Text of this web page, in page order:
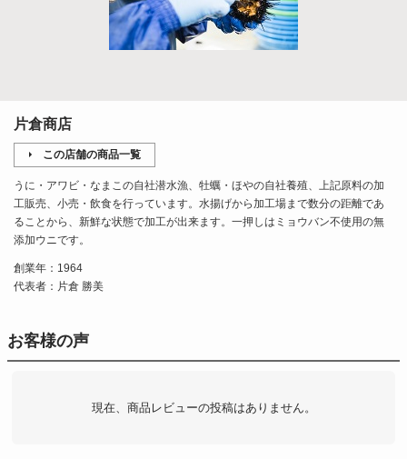
片倉商店
この店舗の商品一覧
うに・アワビ・なまこの自社潜水漁、牡蠣・ほやの自社養殖、上記原料の加
工販売、小売・飲食を行っています。水揚げから加工場まで数分の距離であ
ることから、新鮮な状態で加工が出来ます。一押しはミョウバン不使用の無
添加ウニです。
創業年：1964
代表者：片倉 勝美
お客様の声
現在、商品レビューの投稿はありません。